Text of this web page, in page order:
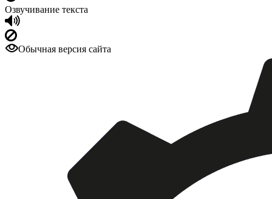
Озвучивание текста
Обычная версия сайта